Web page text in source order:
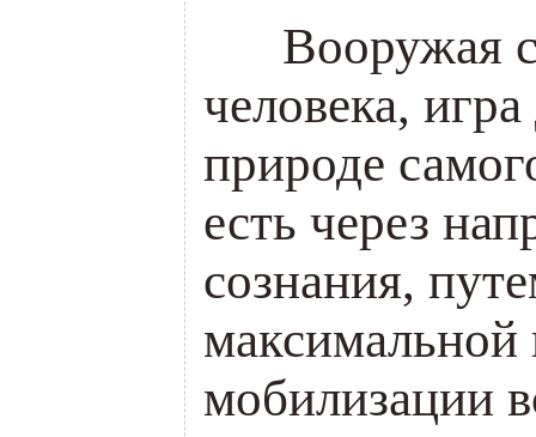
Вооружая
человека, игра
природе
есть через
сознания,
максимальной
мобилизации